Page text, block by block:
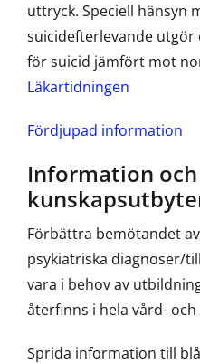
uttryck. Speciell hänsyn
suicidefterlevande
för suicid jämfört mot
Läkartidningen
Fördjupad information
Information och
Förbättra bemötandet
psykiatriska diagnoser/
vara i behov av
återfinns i hela vård-
Sprida information till